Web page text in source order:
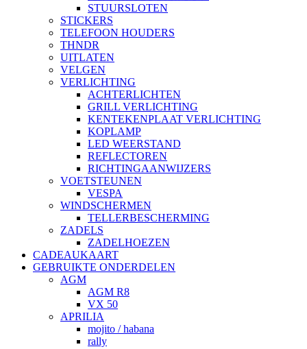
STUURSLOTEN
STICKERS
TELEFOON HOUDERS
THNDR
UITLATEN
VELGEN
VERLICHTING
ACHTERLICHTEN
GRILL VERLICHTING
KENTEKENPLAAT VERLICHTING
KOPLAMP
LED WEERSTAND
REFLECTOREN
RICHTINGAANWIJZERS
VOETSTEUNEN
VESPA
WINDSCHERMEN
TELLERBESCHERMING
ZADELS
ZADELHOEZEN
CADEAUKAART
GEBRUIKTE ONDERDELEN
AGM
AGM R8
VX 50
APRILIA
mojito / habana
rally